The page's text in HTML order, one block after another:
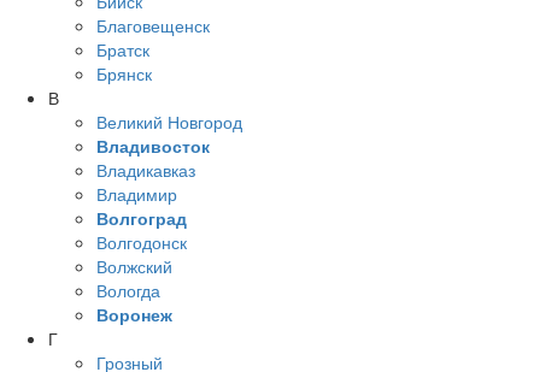
Благовещенск
Братск
Брянск
В
Великий Новгород
Владивосток
Владикавказ
Владимир
Волгоград
Волгодонск
Волжский
Вологда
Воронеж
Г
Грозный